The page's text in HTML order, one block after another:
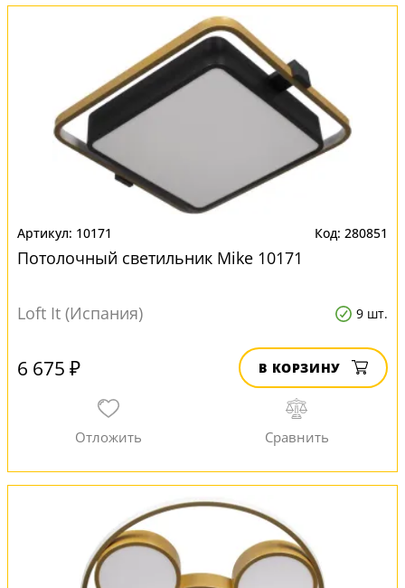
10171 280851
Потолочный светильник Mike 10171
Loft It (Испания) 9 шт.
6 675 ₽ В КОРЗИНУ